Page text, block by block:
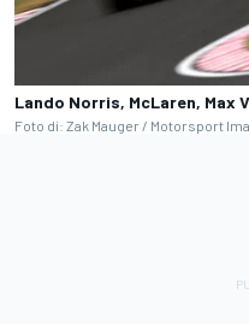
Lando Norris, McLaren, Max
Foto di: Zak Mauger / Motorsport